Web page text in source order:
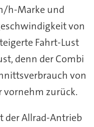
h-Marke und
von
Fahrt-Lust
denn der Combi
von
vornehm zurück.
der Allrad-Antrieb